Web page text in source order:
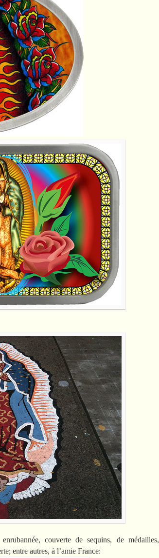
couverte de sequins, de médailles,
entre autres, à l’amie France: